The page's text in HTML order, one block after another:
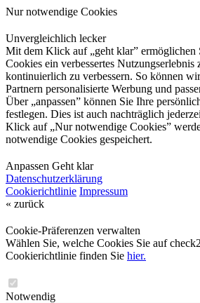
Nur notwendige Cookies
Unvergleichlich lecker
Mit dem Klick auf „geht klar” ermöglichen
Cookies ein verbessertes Nutzungserlebnis
kontinuierlich zu verbessern. So können
Partnern personalisierte Werbung und
Über „anpassen” können Sie Ihre
festlegen. Dies ist auch nachträglich
Klick auf „Nur notwendige Cookies”
notwendige Cookies gespeichert.
Anpassen Geht klar
Datenschutzerklärung
Cookierichtlinie Impressum
« zurück
Cookie-Präferenzen verwalten
Wählen Sie, welche Cookies Sie auf
Cookierichtlinie finden Sie hier.
Notwendig